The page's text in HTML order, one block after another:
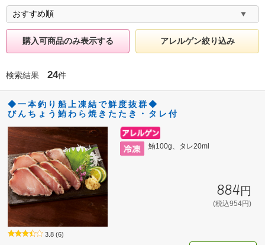
購入可商品のみ表示する アレルゲン絞り込み
検索結果 24件
◆一本釣り船上凍結で鮮度抜群◆
びんちょう鮪わら焼きたたき・タレ付
鮪100g、タレ20ml
884円
(税込954円)
3.8 (6)